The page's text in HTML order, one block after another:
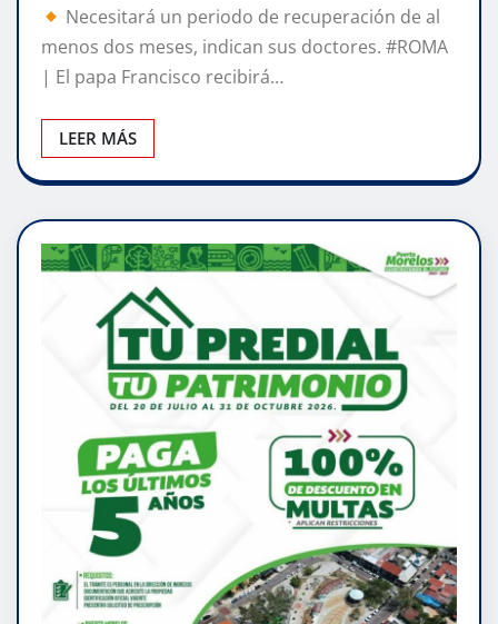
Necesitará un periodo de recuperación de al
menos dos meses, indican sus doctores. #ROMA
| El papa Francisco recibirá…
LEER MÁS